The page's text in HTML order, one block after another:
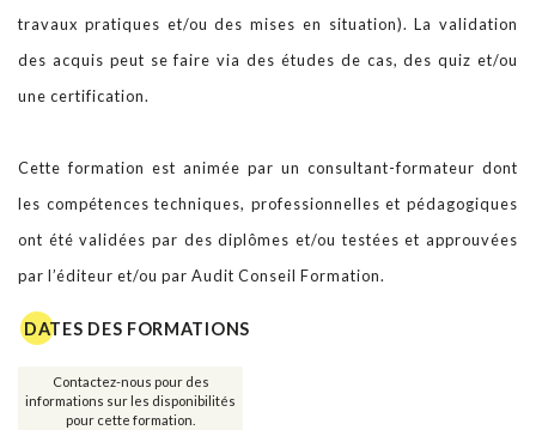
travaux pratiques et/ou des mises en situation). La validation
des acquis peut se faire via des études de cas, des quiz et/ou
une certification.
Cette formation est animée par un consultant-formateur dont
les compétences techniques, professionnelles et pédagogiques
ont été validées par des diplômes et/ou testées et approuvées
par l’éditeur et/ou par Audit Conseil Formation.
DATES DES FORMATIONS
Contactez-nous pour des
informations sur les disponibilités
pour cette formation.